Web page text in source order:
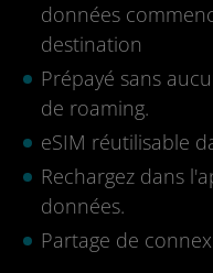
données
destination
Prépayé sans
de roaming.
eSIM réutilisable
Rechargez dans
données.
Partage de